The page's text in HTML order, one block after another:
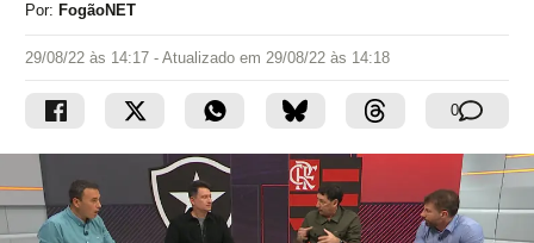
Por: FogãoNET
29/08/22 às 14:17 - Atualizado em 29/08/22 às 14:18
0